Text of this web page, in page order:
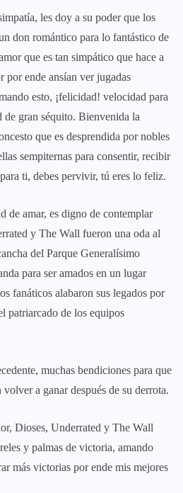
les doy a su poder que los
don romántico para lo fantástico de
que es tan simpático que hace a
por ende ansían ver jugadas
esto, ¡felicidad! velocidad para
de gran séquito. Bienvenida la
que es desprendida por nobles
sempiternas para consentir, recibir
ti, debes pervivir, tú eres lo feliz.
de amar, es digno de contemplar
y The Wall fueron una oda al
del Parque Generalísimo
para ser amados en un lugar
fanáticos alabaron sus legados por
patriarcado de los equipos
muchas bendiciones para que
a ganar después de su derrota.
Dioses, Underrated y The Wall
y palmas de victoria, amando
más victorias por ende mis mejores